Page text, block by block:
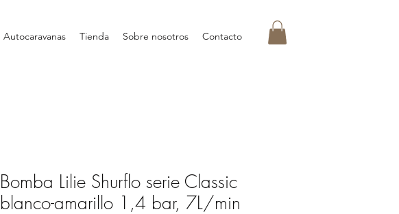
Autocaravanas Tienda Sobre nosotros Contacto
Bomba Lilie Shurflo serie Classic
blanco-amarillo 1,4 bar, 7L/min